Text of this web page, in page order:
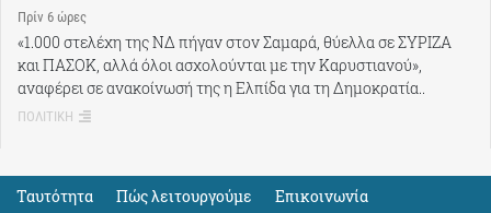
Πρίν 6 ώρες
«1.000 στελέχη της ΝΔ πήγαν στον Σαμαρά, θύελλα σε ΣΥΡΙΖΑ
και ΠΑΣΟΚ, αλλά όλοι ασχολούνται με την Καρυστιανού»,
αναφέρει σε ανακοίνωσή της η Ελπίδα για τη Δημοκρατία..
ΠΟΛΙΤΙΚΗ
Ταυτότητα Πώς λειτουργούμε
Eπικοινωνία